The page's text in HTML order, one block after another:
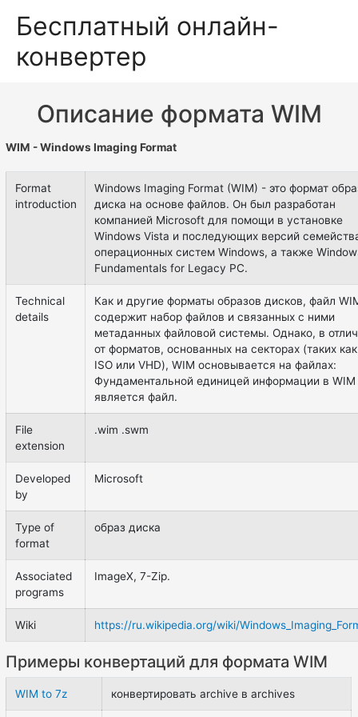
Бесплатный онлайн-
конвертер
Описание формата WIM
WIM - Windows Imaging Format
Format
introduction
Windows Imaging Format (WIM) - это формат
диска на основе файлов. Он был разработан
компанией Microsoft для помощи в установке
Windows Vista и последующих версий
операционных систем Windows, а также
Fundamentals for Legacy PC.
Technical
details
Как и другие форматы образов дисков, файл
содержит набор файлов и связанных с ними
метаданных файловой системы. Однако, в
от форматов, основанных на секторах (таких как
ISO или VHD), WIM основывается на файлах:
Фундаментальной единицей информации в WIM
является файл.
File
extension
.wim .swm
Developed
by
Microsoft
Type of
format
образ диска
Associated
programs
ImageX, 7-Zip.
Wiki https://ru.wikipedia.org/wiki/
Примеры конвертаций для формата WIM
WIM to 7z конвертировать archive в archives